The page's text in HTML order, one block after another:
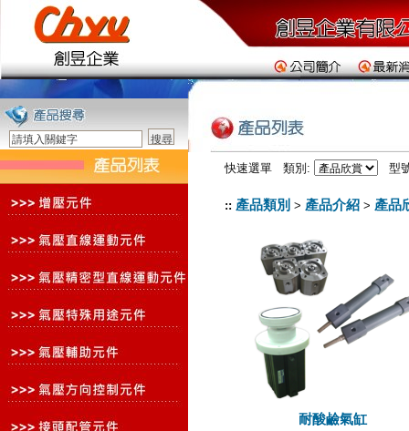
快速選單 類別: 型
:: 產品類別 > 產品介紹 > 產品
耐酸鹼氣缸